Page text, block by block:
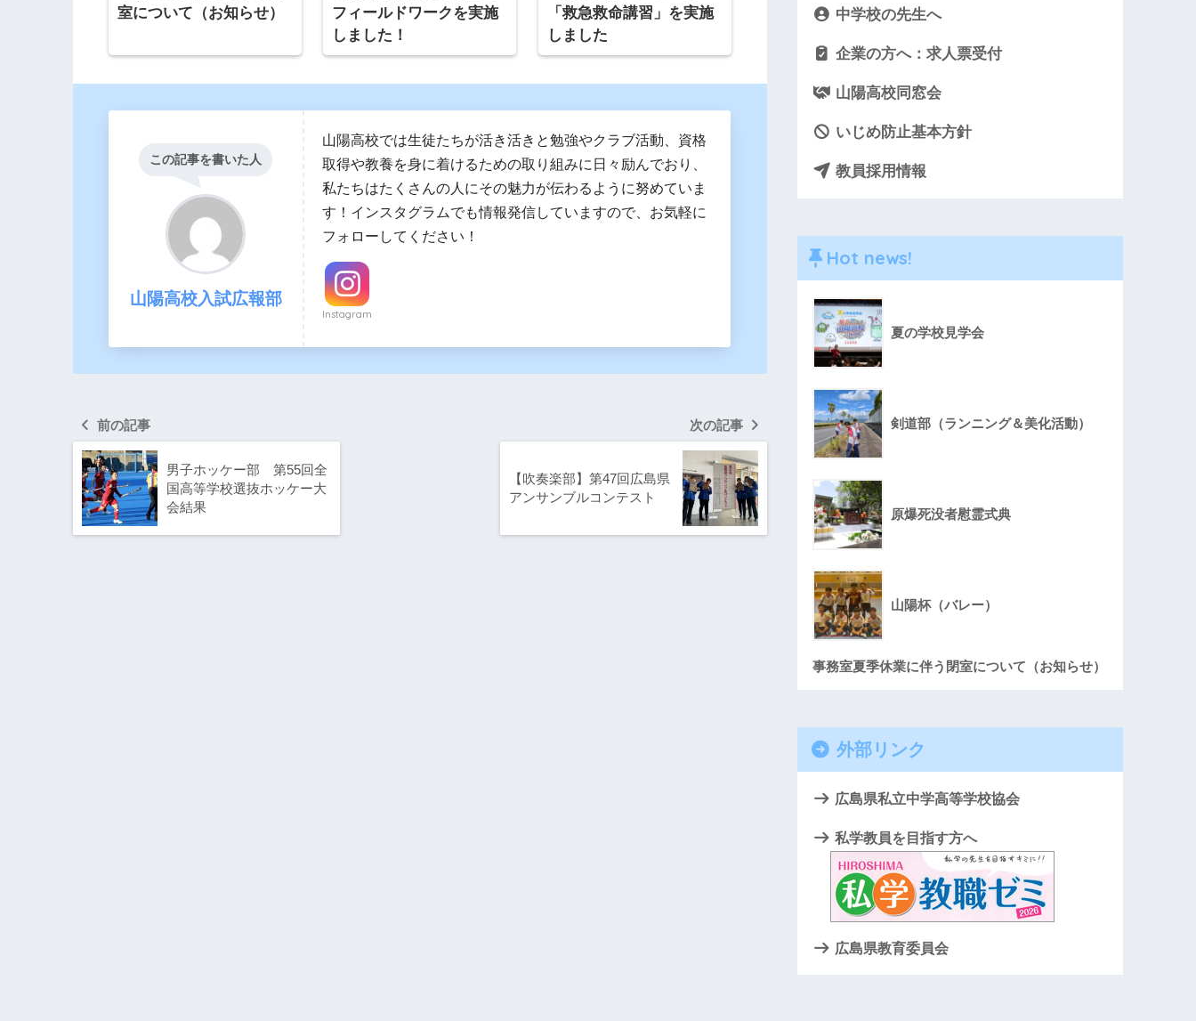
室について（お知らせ）
フィールドワークを実施
しました！
「救急救命講習」を実施
しました
この記事を書いた人
山陽高校入試広報部
山陽高校では生徒たちが活き活きと勉強やクラブ活動、資格
取得や教養を身に着けるための取り組みに日々励んでおり、
私たちはたくさんの人にその魅力が伝わるように努めていま
す！インスタグラムでも情報発信していますので、お気軽に
フォローしてください！
Instagram
前の記事
男子ホッケー部 第55回全
国高等学校選抜ホッケー大
会結果
次の記事
【吹奏楽部】第47回広島県
アンサンブルコンテスト
中学校の先生へ
企業の方へ：求人票受付
山陽高校同窓会
いじめ防止基本方針
教員採用情報
Hot news!
夏の学校見学会
剣道部（ランニング＆美化活動）
原爆死没者慰霊式典
山陽杯（バレー）
事務室夏季休業に伴う閉室について（お知らせ）
外部リンク
広島県私立中学高等学校協会
私学教員を目指す方へ
広島県教育委員会